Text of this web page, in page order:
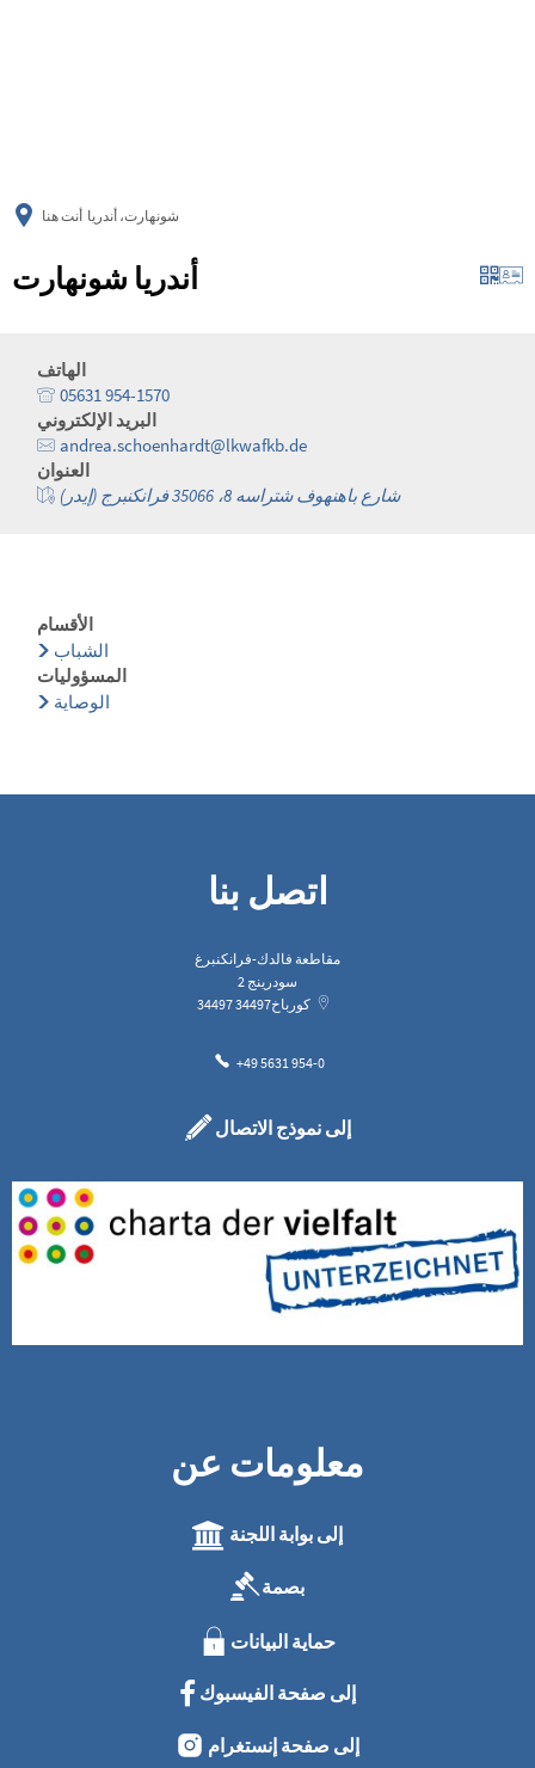
أنت هنا شونهارت، أندريا
أندريا شونهارت
الهاتف
05631 954-1570
البريد الإلكتروني
andrea.schoenhardt@lkwafkb.de
العنوان
شارع باهنهوف شتراسه 8، 35066 فرانكنبرج (إيدر)
الأقسام
الشباب
المسؤوليات
الوصاية
اتصل بنا
مقاطعة فالدك-فرانكنبرغ
سودرينج 2
34497
كورباخ34497
+49 5631 954-0
إلى نموذج الاتصال
معلومات عن
إلى بوابة اللجنة
بصمة
حماية البيانات
إلى صفحة الفيسبوك
إلى صفحة إنستغرام